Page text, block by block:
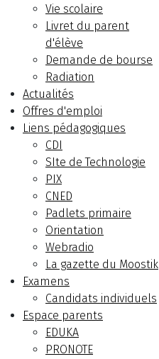
Vie scolaire
Livret du parent
d'élève
Demande de bourse
Radiation
Actualités
Offres d'emploi
Liens pédagogiques
CDI
SIte de Technologie
PIX
CNED
Padlets primaire
Orientation
Webradio
La gazette du Moostik
Examens
Candidats individuels
Espace parents
EDUKA
PRONOTE